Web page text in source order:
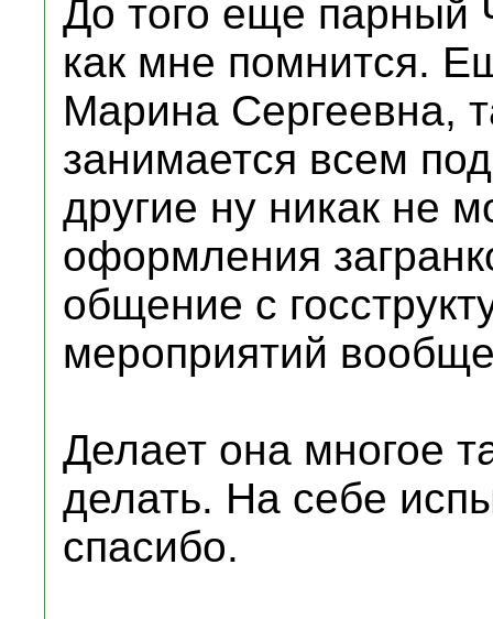
До того еще парный
как мне помнится.
Марина Сергеевна,
занимается всем
другие ну никак не
оформления
общение с
мероприятий
Делает она многое
делать. На себе
спасибо.